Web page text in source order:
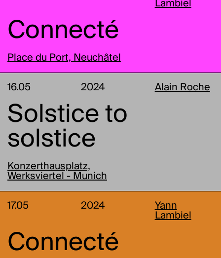
Lambiel
Connecté
Place du Port, Neuchâtel
16.05 2024 Alain Roche
Solstice to
solstice
Konzerthausplatz,
Werksviertel - Munich
17.05 2024
Yann
Lambiel
Connecté